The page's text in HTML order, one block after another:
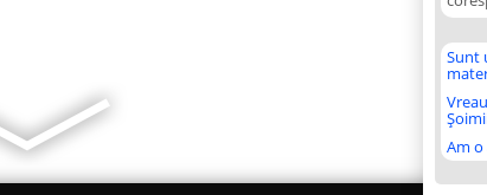
Sunt
Am